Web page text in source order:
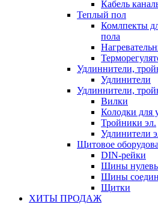
Кабель
Теплый пол
Комлпекты
пола
Удлиннители,
Удлинители
Удлиннители,
Вилки
Колодки для
Тройники эл.
Удлинители
Щитовое
DIN-рейки
Шины
Шины
Щитки
ХИТЫ ПРОДАЖ